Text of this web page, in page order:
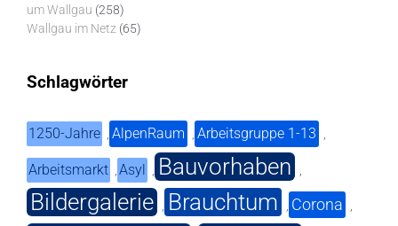
um Wallgau (258)
Wallgau im Netz (65)
Schlagwörter
1250-Jahre , AlpenRaum , Arbeitsgruppe 1-13 ,
Arbeitsmarkt ,Asyl , Bauvorhaben ,
Bildergalerie , Brauchtum , Corona ,